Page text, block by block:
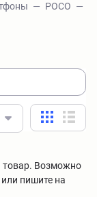
POCO
товар. Возможно
или пишите на